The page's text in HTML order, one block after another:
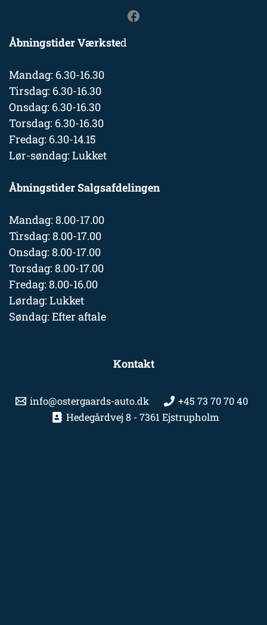
Åbningstider Værksted
Mandag: 6.30-16.30
Tirsdag: 6.30-16.30
Onsdag: 6.30-16.30
Torsdag: 6.30-16.30
Fredag: 6.30-14.15
Lør-søndag: Lukket
Åbningstider Salgsafdelingen
Mandag: 8.00-17.00
Tirsdag: 8.00-17.00
Onsdag: 8.00-17.00
Torsdag: 8.00-17.00
Fredag: 8.00-16.00
Lørdag: Lukket
Søndag: Efter aftale
Kontakt
info@ostergaards-auto.dk
+45 73 70 70 40
Hedegårdvej 8 - 7361 Ejstrupholm